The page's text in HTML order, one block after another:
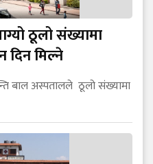
ठूलो संख्यामा
दिन मिल्ने
बाल अस्पतालले ठूलो संख्यामा